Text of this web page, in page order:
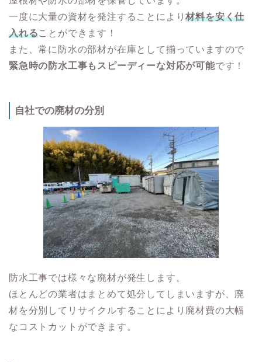
一度に大量の資材を発注することにより材料を安く仕
入れることができます！
また、常に防水の部材が在庫として揃っていますので
緊急時の防水工事もスピーディーな対応が可能です！
自社での廃材の分別
防水工事では様々な廃材が発生します。
ほとんどの業者はまとめて処分してしまいますが、廃
材を分別してリサイクルすることにより廃材費の大幅
なコストカットができます。